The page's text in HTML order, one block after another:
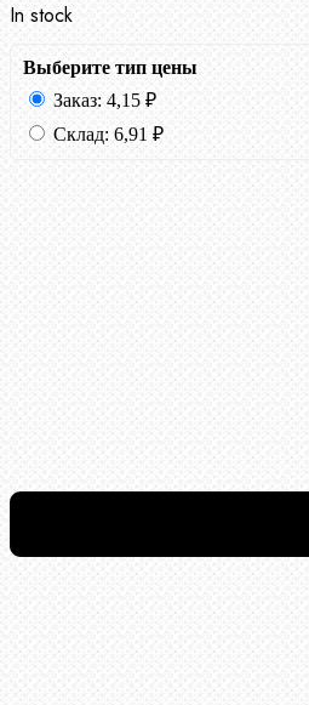
In stock
Выберите тип цены
Заказ: 4,15 ₽
Склад: 6,91 ₽